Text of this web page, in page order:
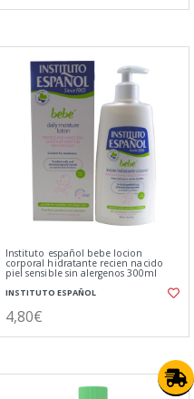
Instituto español bebe locion
corporal hidratante recien nacido
piel sensible sin alergenos 300ml
INSTITUTO ESPAÑOL
4,80€